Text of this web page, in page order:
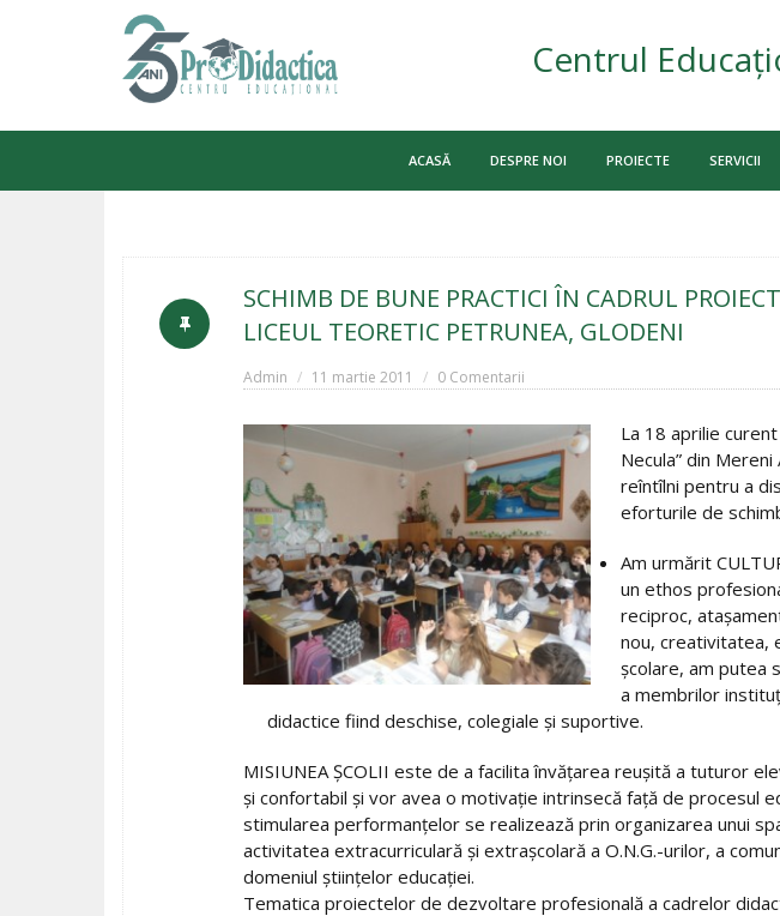
Centrul
ACASĂ DESPRE NOI PROIECTE SERVICII
SCHIMB DE BUNE PRACTICI ÎN CADRUL
LICEUL TEORETIC PETRUNEA, GLODENI
Admin 11 martie 2011 0 Comentarii
La 18 aprilie
Necula” din
reîntîlni pentru a
eforturile de
Am urmărit
un ethos
reciproc,
nou, creativitatea,
şcolare, am putea
a membrilor
didactice fiind deschise, colegiale şi suportive.
MISIUNEA ŞCOLII este de a facilita învăţarea reuşită a tuturor
şi confortabil şi vor avea o motivaţie intrinsecă faţă de procesul
stimularea performanţelor se realizează prin organizarea unui
activitatea extracurriculară şi extraşcolară a O.N.G.-urilor, a
domeniul ştiinţelor educaţiei.
Tematica proiectelor de dezvoltare profesională a cadrelor